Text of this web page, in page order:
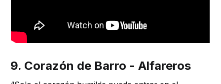
9. Corazón de Barro - Alfareros